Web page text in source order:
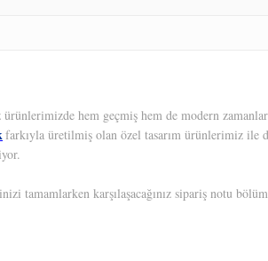
ürünlerimizde hem geçmiş hem de modern
farkıyla üretilmiş olan özel tasarım ürünlerimiz ile
tamamlarken karşılaşacağınız sipariş notu